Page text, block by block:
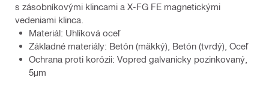
s zásobníkovými klincami a X-FG FE magnetickými
vedeniami klinca.
Materiál: Uhlíková oceľ
Základné materiály: Betón (mäkký), Betón (tvrdý), Oceľ
Ochrana proti korózii: Vopred galvanicky pozinkovaný,
5μm